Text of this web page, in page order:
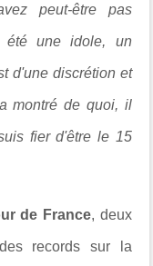
peut-être pas
été une idole, un
d'une discrétion et
montré de quoi, il
fier d'être le 15
de France, deux
records sur la